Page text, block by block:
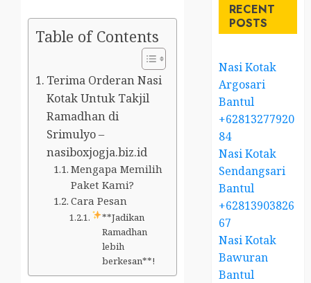
Table of Contents
Terima Orderan Nasi
Kotak Untuk Takjil
Ramadhan di
Srimulyo –
nasiboxjogja.biz.id
Mengapa Memilih
Paket Kami?
Cara Pesan
**Jadikan
Ramadhan
lebih
berkesan**!
RECENT
POSTS
Nasi Kotak
Argosari
Bantul
+62813277920
84
Nasi Kotak
Sendangsari
Bantul
+62813903826
67
Nasi Kotak
Bawuran
Bantul